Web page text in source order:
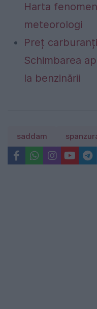
Harta
meteorologi
Preț
Schimbarea
la benzinării
saddam